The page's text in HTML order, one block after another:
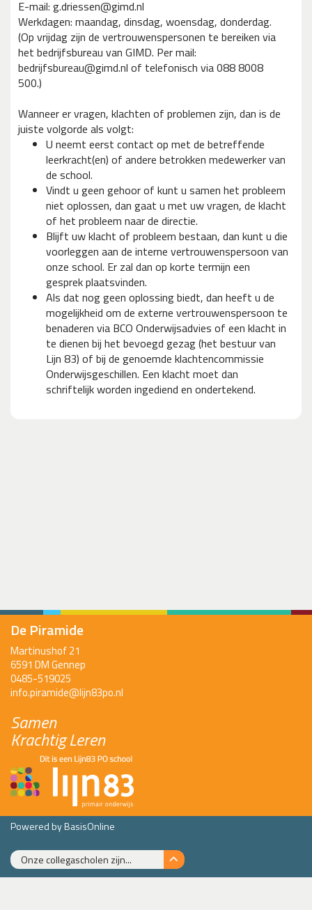
E-mail: g.driessen@gimd.nl
Werkdagen: maandag, dinsdag, woensdag, donderdag.
(Op vrijdag zijn de vertrouwenspersonen te bereiken via
het bedrijfsbureau van GIMD. Per mail:
bedrijfsbureau@gimd.nl of telefonisch via 088 8008
500.)
Wanneer er vragen, klachten of problemen zijn, dan is de
juiste volgorde als volgt:
U neemt eerst contact op met de betreffende
leerkracht(en) of andere betrokken medewerker van
de school.
Vindt u geen gehoor of kunt u samen het probleem
niet oplossen, dan gaat u met uw vragen, de klacht
of het probleem naar de directie.
Blijft uw klacht of probleem bestaan, dan kunt u die
voorleggen aan de interne vertrouwenspersoon van
onze school. Er zal dan op korte termijn een
gesprek plaatsvinden.
Als dat nog geen oplossing biedt, dan heeft u de
mogelijkheid om de externe vertrouwenspersoon te
benaderen via BCO Onderwijsadvies of een klacht in
te dienen bij het bevoegd gezag (het bestuur van
Lijn 83) of bij de genoemde klachtencommissie
Onderwijsgeschillen. Een klacht moet dan
schriftelijk worden ingediend en ondertekend.
De Piramide
Martinushof 21
6591 DM Gennep
0485-519025
info.piramide@lijn83po.nl
Samen
Krachtig Leren
Powered by BasisOnline